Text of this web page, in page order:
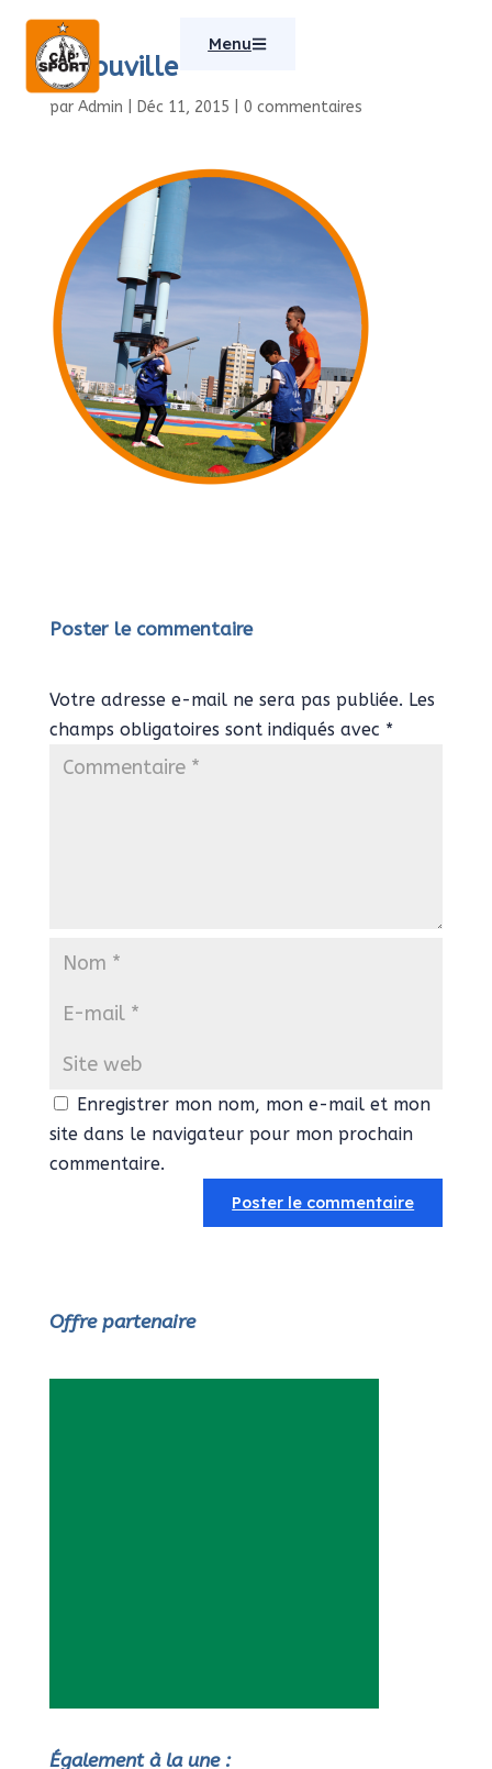
Menu
Herouville
par Admin Déc 11, 2015 0 commentaires
Poster le commentaire
Votre adresse e-mail ne sera pas publiée. Les
champs obligatoires sont indiqués avec *
Enregistrer mon nom, mon e-mail et mon
site dans le navigateur pour mon prochain
commentaire.
Offre partenaire
Également à la une :